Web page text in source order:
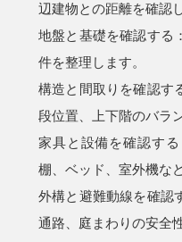
辺建物との距離を確認
地盤と基礎を確認する
件を整理します。
構造と間取りを確認す
段位置、上下階のバラ
家具と設備を確認す
棚、ベッド、室外機な
外構と避難動線を確認
通路、庭まわりの安全